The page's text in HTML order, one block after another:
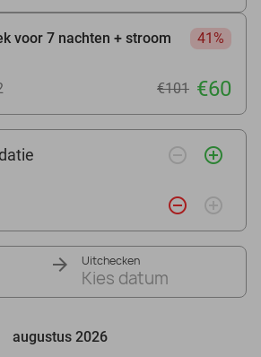
voor 7 nachten + stroom
41%
€101 €60
remove_circle_outline add_circle_outline
remove_circle_outline add_circle_outline
Uitchecken
Kies datum
augustus 2026